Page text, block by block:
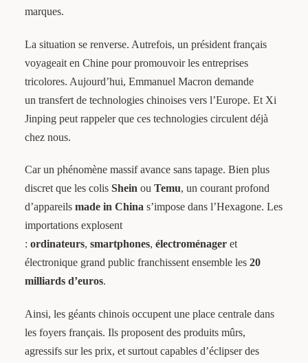
marques.
La situation se renverse. Autrefois, un président français
voyageait en Chine pour promouvoir les entreprises
tricolores. Aujourd’hui, Emmanuel Macron demande
un transfert de technologies chinoises vers l’Europe. Et Xi
Jinping peut rappeler que ces technologies circulent déjà
chez nous.
Car un phénomène massif avance sans tapage. Bien plus
discret que les colis Shein ou Temu, un courant profond
d’appareils made in China s’impose dans l’Hexagone. Les
importations explosent
: ordinateurs, smartphones, électroménageret
électronique grand public franchissent ensemble les 20
milliards d’euros.
Ainsi, les géants chinois occupent une place centrale dans
les foyers français. Ils proposent des produits mûrs,
agressifs sur les prix, et surtout capables d’éclipser des